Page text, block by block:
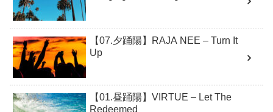
【07.夕踊陽】RAJA NEE – Turn It
Up
【01.昼踊陽】VIRTUE – Let The
Redeemed